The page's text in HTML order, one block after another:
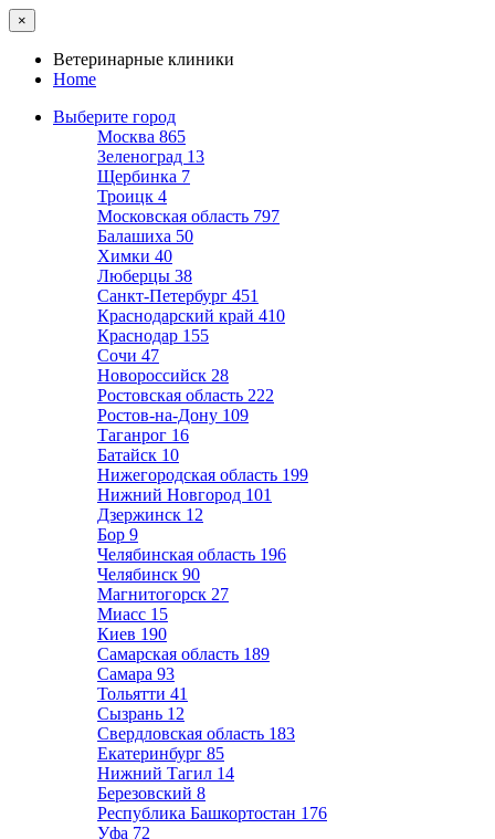
×
Ветеринарные клиники
Home
Выберите город
Москва 865
Зеленоград 13
Щербинка 7
Троицк 4
Московская область 797
Балашиха 50
Химки 40
Люберцы 38
Санкт-Петербург 451
Краснодарский край 410
Краснодар 155
Сочи 47
Новороссийск 28
Ростовская область 222
Ростов-на-Дону 109
Таганрог 16
Батайск 10
Нижегородская область 199
Нижний Новгород 101
Дзержинск 12
Бор 9
Челябинская область 196
Челябинск 90
Магнитогорск 27
Миасс 15
Киев 190
Самарская область 189
Самара 93
Тольятти 41
Сызрань 12
Свердловская область 183
Екатеринбург 85
Нижний Тагил 14
Березовский 8
Республика Башкортостан 176
Уфа 72